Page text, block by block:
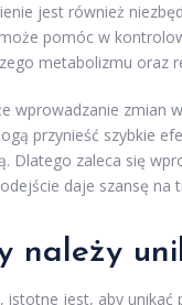
jest również
pomóc w
metabolizmu oraz
wprowadzanie zmian
przynieść szybkie
Dlatego zaleca się
daje szansę
należy
istotne jest, aby